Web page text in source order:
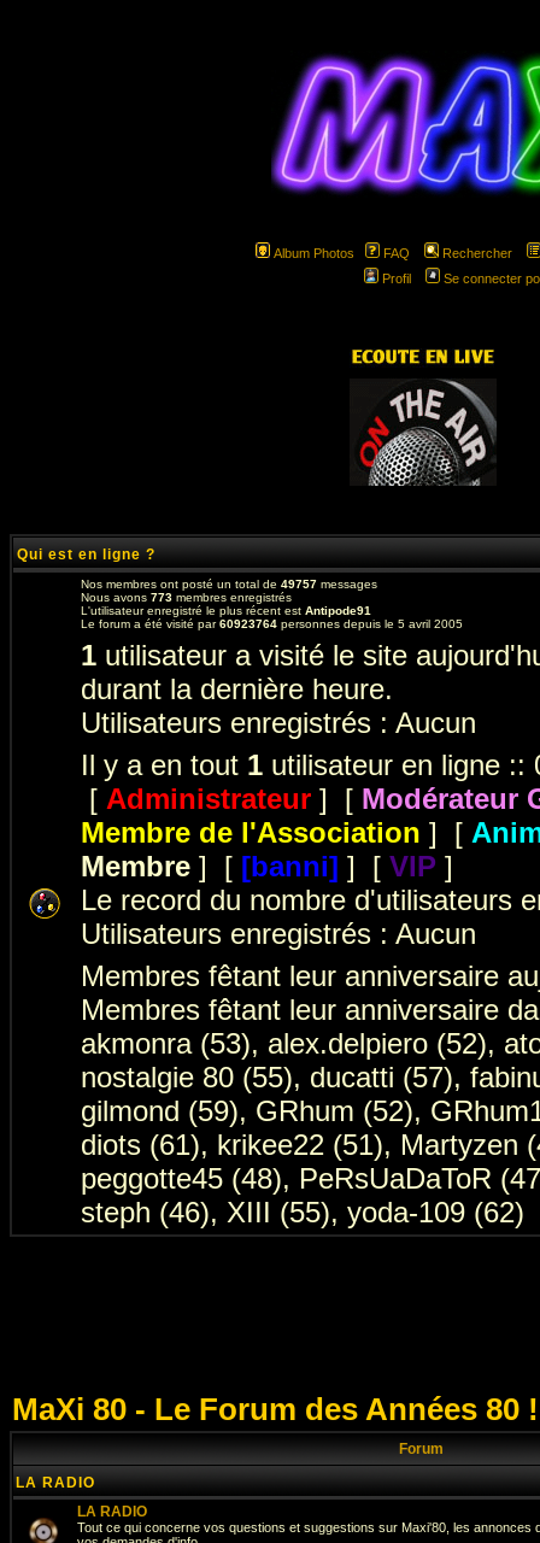
Album Photos FAQ
Rechercher
Profil
Se connecter
Qui est en ligne ?
Nos membres ont posté un total de 49757 messages
Nous avons 773 membres enregistrés
L'utilisateur enregistré le plus récent est Antipode91
Le forum a été visité par60923764 personnes depuis le 5 avril 2005
1 utilisateur a visité le site
durant la dernière heure.
Utilisateurs enregistrés : Aucun
Il y a en tout 1 utilisateur en ligne ::
[ Administrateur ] [ Modérateur
Membre de l'Association ] [
Membre ] [ [banni] ] [ VIP ]
Le record du nombre d'utilisateurs
Utilisateurs enregistrés : Aucun
Membres fêtant leur anniversaire
Membres fêtant leur anniversaire
akmonra (53), alex.delpiero (52),
nostalgie 80 (55), ducatti (57),
gilmond (59), GRhum (52),
diots (61), krikee22 (51), Martyzen
peggotte45 (48), PeRsUaDaToR
steph (46), XIII (55), yoda-109 (62)
MaXi 80 - Le Forum des Années 80
Forum
LA RADIO
LA RADIO
Tout ce qui concerne vos questions et suggestions sur Maxi'80, les annonces